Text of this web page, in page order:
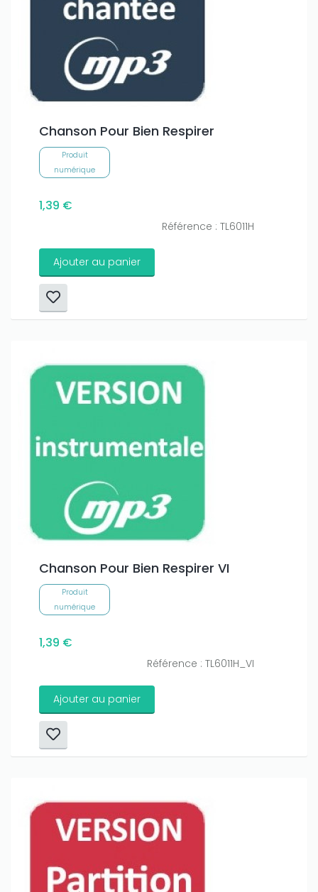
Chanson Pour Bien Respirer
Produit
numérique
1,39 €
Référence : TL6011H
Ajouter au panier
Chanson Pour Bien Respirer VI
Produit
numérique
1,39 €
Référence : TL6011H_VI
Ajouter au panier